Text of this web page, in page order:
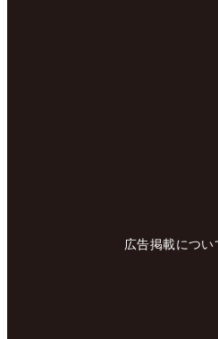
広告掲載につい